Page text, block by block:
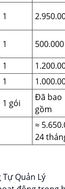
1
1 500.000
1
1
1 gói
Đã bao
gồm
≈
24
Quản Lý